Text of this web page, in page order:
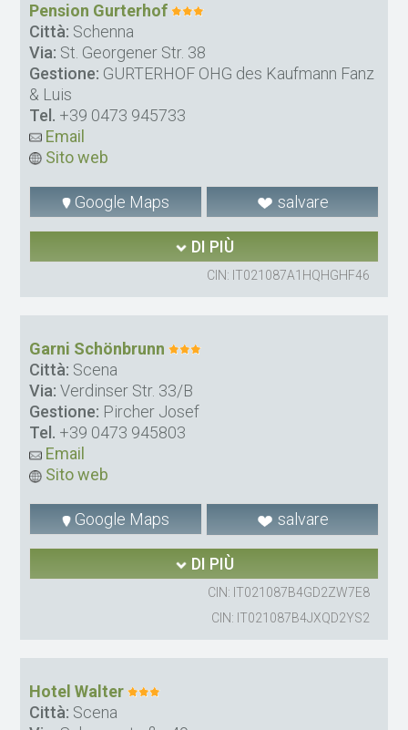
Pension Gurterhof
Città: Schenna
Via: St. Georgener Str. 38
Gestione: GURTERHOF OHG des Kaufmann Fanz
& Luis
Tel. +39 0473 945733
Email
Sito web
Google Maps salvare
DI PIÙ
CIN: IT021087A1HQHGHF46
Garni Schönbrunn
Città: Scena
Via: Verdinser Str. 33/B
Gestione: Pircher Josef
Tel. +39 0473 945803
Email
Sito web
Google Maps salvare
DI PIÙ
CIN: IT021087B4GD2ZW7E8
CIN: IT021087B4JXQD2YS2
Hotel Walter
Città: Scena